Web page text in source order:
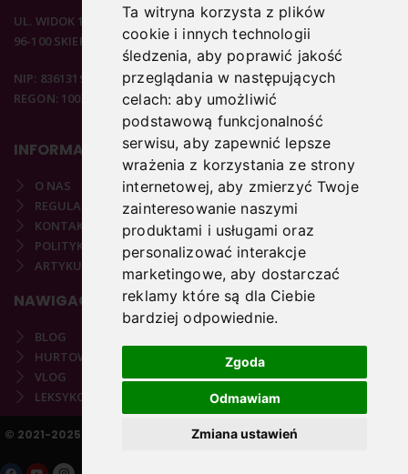
Ta witryna korzysta z plików
cookie i innych technologii
śledzenia, aby poprawić jakość
przeglądania w następujących
celach:aby umożliwić
podstawową funkcjonalność
serwisu,aby zapewnić lepsze
wrażenia z korzystania ze strony
internetowej,aby zmierzyć Twoje
zainteresowanie naszymi
produktami i usługami oraz
personalizować interakcje
marketingowe,aby dostarczać
reklamy które są dla Ciebie
bardziej odpowiednie.
Zgoda
Odmawiam
Zmiana ustawień
UL. WIDOK 15B
96-100 SKIERNIEWICE
NIP: 8361319313
REGON: 100297020
INFORMACJE
O NAS
REGULAMIN
KONTAKT
POLITYKA PRYWATNOŚCI
ARTYKUŁY PODOLOGICZNE
NAWIGACJA
BLOG
HURTOWNIA
VLOG
LEKSYKON PODOLOGICZNY
© 2021-2025 COPYRIGHT PODOSTORE.PL | REALIZACJA: